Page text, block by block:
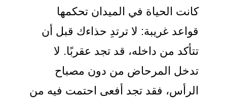
كانت الحياة في الميدان تحكمها
قواعد غريبة: لا ترتدِ حذاءك قبل أن
تتأكد من داخله، قد تجد عقربًا. لا
تدخل المرحاض من دون مصباح
الرأس، فقد تجد أفعى احتمت فيه من